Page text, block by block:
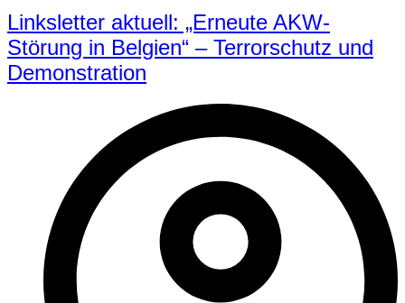
Linksletter aktuell: „Erneute AKW-
Störung in Belgien“ – Terrorschutz und
Demonstration